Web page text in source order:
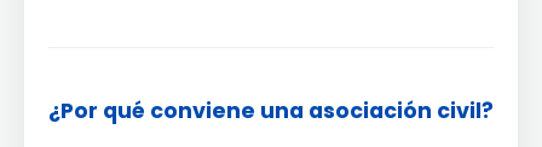
¿Por qué conviene una asociación civil?